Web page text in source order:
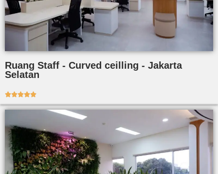
Ruang Staff - Curved ceilling - Jakarta
Selatan
